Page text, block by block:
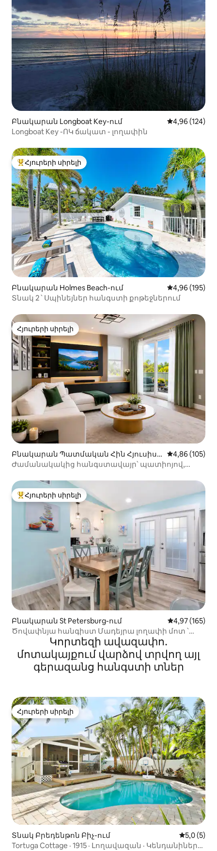
Բնակարան Longboat Key-ում Միջին
4,96 (124)
Longboat Key -ՈԿ ճակատ - լողափին
Հյուրերի սիրելի լավագույն տները
Հյուրերի սիրելի
Բնակարան Holmes Beach-ում Միջին
4,96 (195)
Տնակ 2 ՝ Սպինեյներ հանգստի քոթեջներում
Հյուրերի սիրելի
Հյուրերի սիրելի
Բնակարան Պատմական Հին Հյուսիս-
արևելք-ում
Միջին
4,86 (105)
Ժամանակակից հանգստավայր՝ պատիոյով,
Հյուրերի սիրելի լավագույն տները
Հյուրերի սիրելի
Բնակարան St Petersburg-ում Միջին
4,97 (165)
Ծովափնյա հանգիստ Մադեյրա լողափի մոտ ՝
խաղասենյակովԿորտեզի ավազափո․
մոտակայքում վարձով տրվող այլ
գերազանց հանգստի տներ
Հյուրերի սիրելի
Հյուրերի սիրելի
Տնակ Բրեդենթոն Բիչ-ում Միջին
5,0 (5)
Tortuga Cottage · 1915 · Լողավազան · Կենդանիներ